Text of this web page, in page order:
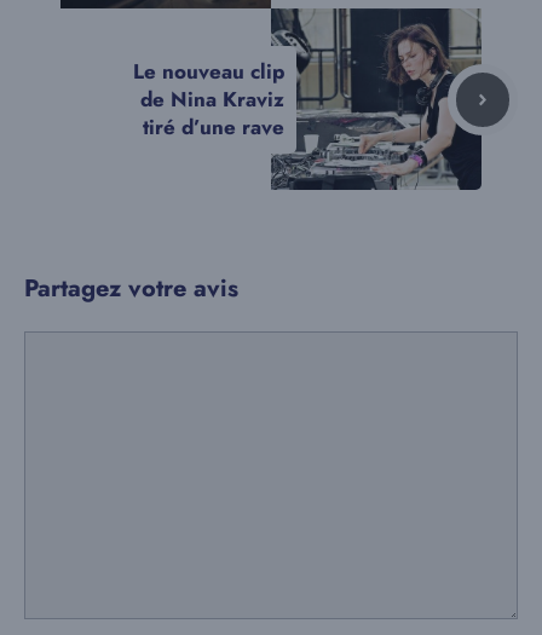
Le nouveau clip
de Nina Kraviz
tiré d’une rave
Partagez votre avis